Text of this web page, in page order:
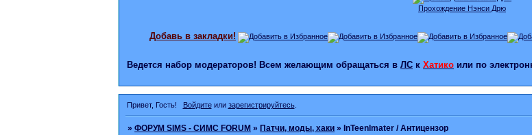
Прохождение Нэнси Дрю
Добавь в закладки!
Ведется набор модераторов! Всем желающим обращаться в ЛС к Хатико или по
Привет, Гость! Войдитеили зарегистрируйтесь.
»ФОРУМ SIMS - СИМС FORUM »Патчи, моды, хаки »InTeenImater / Антицензор